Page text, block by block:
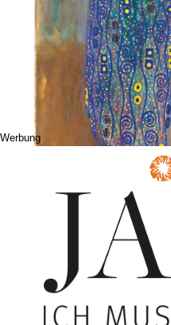
„Klimt und Vorarlberg“
Sammlung Hans
Arche Noah – Kunst
Markus-Sittikus-
Ausstellungsdauer:
arche-noah-museum.at
Werbung